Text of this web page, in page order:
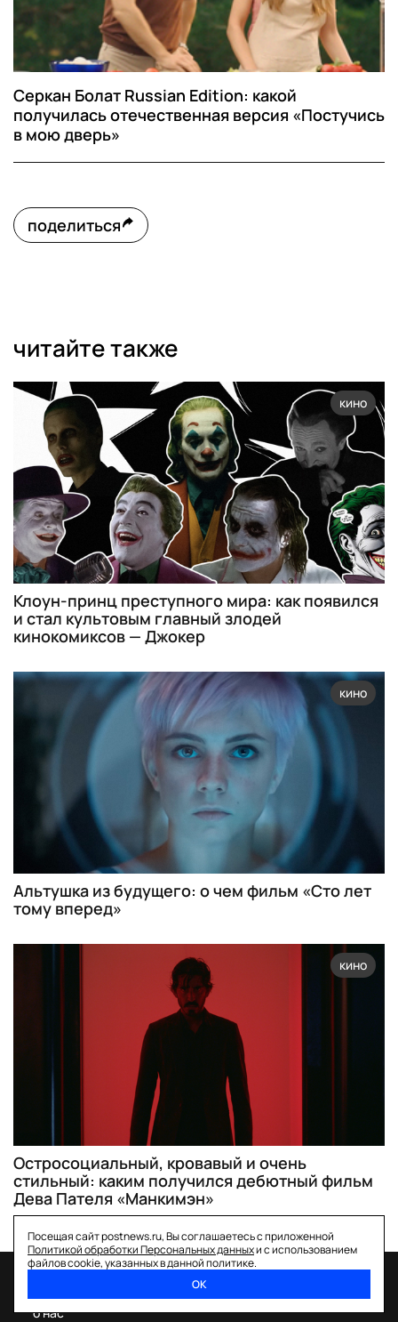
Серкан Болат Russian Edition: какой
получилась отечественная версия «Постучись
в мою дверь»
поделиться
читайте также
кино
Клоун-принц преступного мира: как появился
и стал культовым главный злодей
кинокомиксов — Джокер
кино
Альтушка из будущего: о чем фильм «Сто лет
тому вперед»
кино
Остросоциальный, кровавый и очень
стильный: каким получился дебютный фильм
Дева Пателя «Манкимэн»
Посещая сайт postnews.ru, Вы соглашаетесь с приложенной
Политикой обработки Персональных данныхи с использованием
файлов cookie, указанных в данной политике.
ОК
о нас